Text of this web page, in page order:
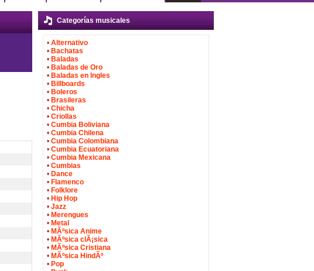
Categorías musicales
• Alternativo
• Bachatas
• Baladas
• Baladas de Oro
• Baladas en Ingles
• Billboards
• Boleros
• Brasileras
• Chicha
• Criollas
• Cumbia Boliviana
• Cumbia Chilena
• Cumbia Colombiana
• Cumbia Ecuatoriana
• Cumbia Mexicana
• Cumbias
• Dance
• Flamenco
• Folklore
• Hip Hop
• Jazz
• Merengues
• Metal
• MÃºsica Anime
• MÃºsica clÃ¡sica
• MÃºsica Cristiana
• MÃºsica HindÃº
• Pop